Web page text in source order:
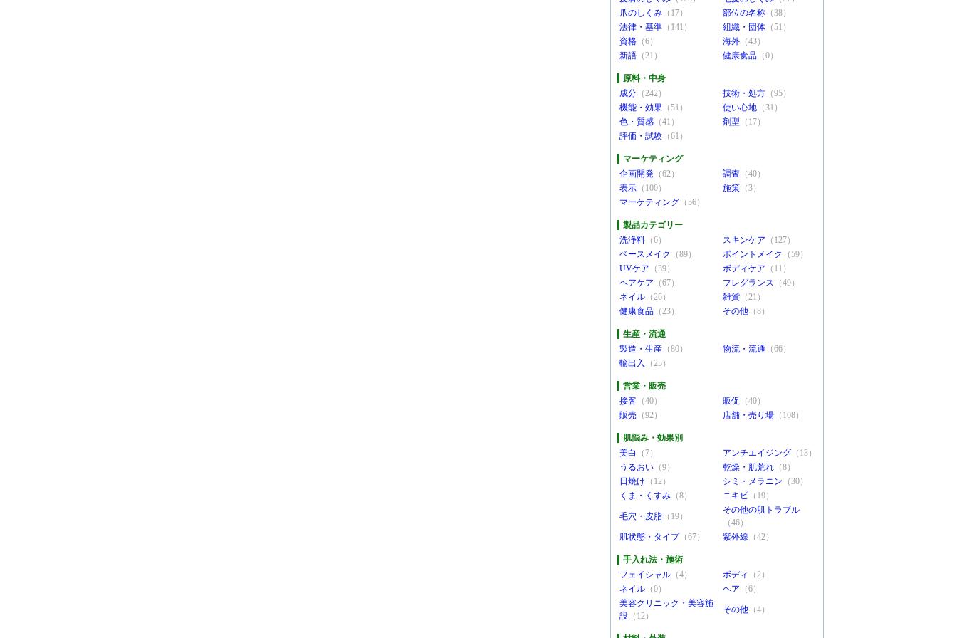
爪のしくみ （17） 部位の名称 （38）
法律・基準 （141） 組織・団体 （51）
資格 （6） 海外 （43）
新語 （21） 健康食品 （0）
原料・中身
成分 （242） 技術・処方 （95）
機能・効果 （51） 使い心地 （31）
色・質感 （41） 剤型 （17）
評価・試験 （61）
マーケティング
企画開発 （62） 調査 （40）
表示 （100） 施策 （3）
マーケティング （56）
製品カテゴリー
洗浄料 （6） スキンケア （127）
ベースメイク
（89） ポイントメイク
（59）
UVケア （39） ボディケア （11）
ヘアケア （67） フレグランス （49）
ネイル （26） 雑貨 （21）
健康食品 （23） その他 （8）
生産・流通
製造・生産 （80） 物流・流通 （66）
輸出入
（25）
営業・販売
接客 （40） 販促 （40）
販売 （92） 店舗・売り場 （108）
肌悩み・効果別
美白
（7） アンチエイジング （13）
うるおい （9） 乾燥・肌荒れ （8）
日焼け （12） シミ・メラニン （30）
くま・くすみ （8） ニキビ （19）
毛穴・皮脂 （19）
その他の肌トラブル
（46）
肌状態・タイプ（67） 紫外線 （42）
手入れ法・施術
フェイシャル （4） ボディ
（2）
ネイル （0） ヘア （6）
美容クリニック・美容施
設 （12）
その他 （4）